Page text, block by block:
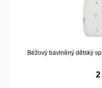
Béžový bavlněný dětský
2